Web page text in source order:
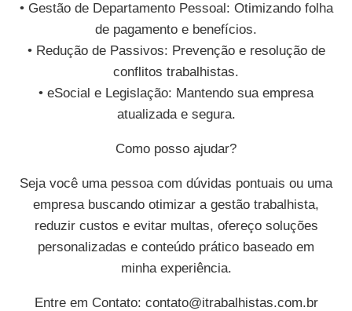
• Gestão de Departamento Pessoal: Otimizando folha
de pagamento e benefícios.
• Redução de Passivos: Prevenção e resolução de
conflitos trabalhistas.
• eSocial e Legislação: Mantendo sua empresa
atualizada e segura.
Como posso ajudar?
Seja você uma pessoa com dúvidas pontuais ou uma
empresa buscando otimizar a gestão trabalhista,
reduzir custos e evitar multas, ofereço soluções
personalizadas e conteúdo prático baseado em
minha experiência.
Entre em Contato: contato@itrabalhistas.com.br